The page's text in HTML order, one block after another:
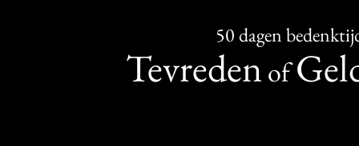
50 dagen
Tevredenof